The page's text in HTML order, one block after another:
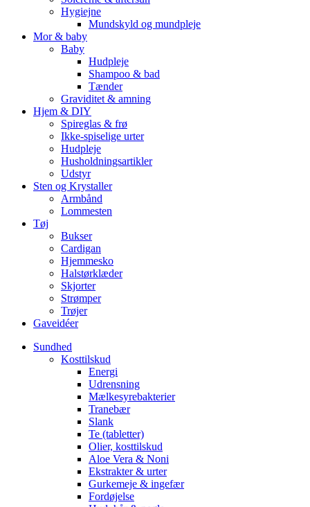
Hygiejne
Mundskyld og mundpleje
Mor & baby
Baby
Hudpleje
Shampoo & bad
Tænder
Graviditet & amning
Hjem & DIY
Spireglas & frø
Ikke-spiselige urter
Hudpleje
Husholdningsartikler
Udstyr
Sten og Krystaller
Armbånd
Lommesten
Tøj
Bukser
Cardigan
Hjemmesko
Halstørklæder
Skjorter
Strømper
Trøjer
Gaveidéer
Sundhed
Kosttilskud
Energi
Udrensning
Mælkesyrebakterier
Tranebær
Slank
Te (tabletter)
Olier, kosttilskud
Aloe Vera & Noni
Ekstrakter & urter
Gurkemeje & ingefær
Fordøjelse